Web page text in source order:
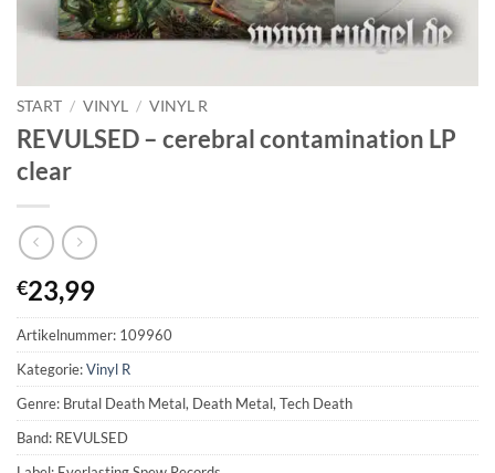
START / VINYL / VINYL R
REVULSED – cerebral contamination LP
clear
€23,99
Artikelnummer: 109960
Kategorie:Vinyl R
Genre: Brutal Death Metal, Death Metal, Tech Death
Band: REVULSED